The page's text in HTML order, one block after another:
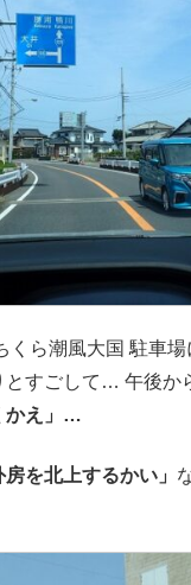
くら潮風大国 駐車
とすごして… 午後か
かえ」…
房を北上するかい」